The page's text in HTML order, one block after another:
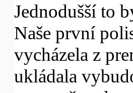
Jednodušší to
Naše první
vycházela z
ukládala